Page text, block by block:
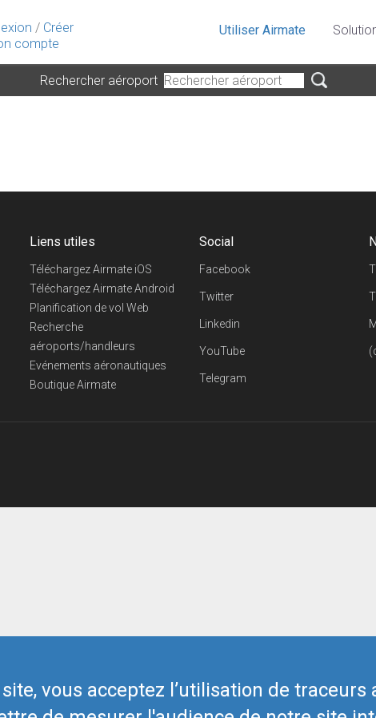
/ Créer
compte
vous acceptez l’utilisation de
Utiliser Airmate
Rechercher aéroport
Liens utiles
Téléchargez Airmate iOS
Téléchargez Airmate Android
Planification de vol Web
Recherche
aéroports/handleurs
Evénements aéronautiques
Boutique Airmate
Social
Facebook
Twitter
Linkedin
YouTube
Telegram